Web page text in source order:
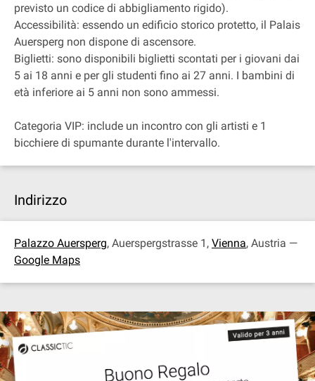
previsto un codice di abbigliamento rigido).
Accessibilità: essendo un edificio storico protetto, il Palais
Auersperg non dispone di ascensore.
Biglietti: sono disponibili biglietti scontati per i giovani dai
5 ai 18 anni e per gli studenti fino ai 27 anni. I bambini di
età inferiore ai 5 anni non sono ammessi.
Categoria VIP: include un incontro con gli artisti e 1
bicchiere di spumante durante l'intervallo.
Indirizzo
Palazzo Auersperg, Auerspergstrasse 1, Vienna, Austria —
Google Maps